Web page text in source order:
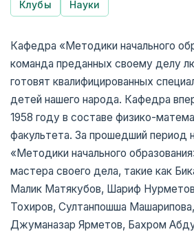
Клубы
Науки
Кафедра «Методики начального
команда преданных своему делу
готовят квалифицированных
детей нашего народа. Кафедра
1958 году в составе физико-
факультета. За прошедший период
«Методики начального
мастера своего дела, такие как
Малик Матякубов, Шариф
Тохиров, Султанпошша
Джуманазар Ярметов, Бахром